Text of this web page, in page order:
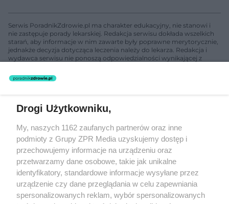
Serwis PoradnikZdrowie.pl ma charakter edukacyjny, nie stanowi i
nie zastępuje porady lekarskiej. Redakcja serwisu dokłada wszelkich
starań, aby informacje w nim zawarte były poprawne merytorycznie,
jednakże decyzja dotycząca leczenia należy do lekarza. Redakcja i
wydawca serwisu nie ponoszą odpowiedzialności wynikającej z
nie prowadzi działalności leczniczej polegającej na udzielaniu
świadczeń zdrowotnych w rozumieniu art. 3 ust 1 ustawy o
Żaden utwór zamieszczony w serwisie nie może być powielany i
rozpowszechniany lub dalej rozpowszechniany w jakikolwiek sposób
(w tym także elektroniczny lub mechaniczny) na jakimkolwiek polu
eksploatacji w jakiejkolwiek formie, włącznie z umieszczaniem w
Internecie bez pisemnej zgody właściciela praw. Jakiekolwiek użycie
lub wykorzystanie utworów w całości lub w części z naruszeniem
prawa, tzn. bez właściwej zgody, jest zabronione pod groźbą kary i
może być ścigane prawnie.
Drogi Użytkowniku,
My, naszych 1162 zaufanych partnerów oraz inne
podmioty z Grupy ZPR Media uzyskujemy dostęp i
przechowujemy informacje na urządzeniu oraz
przetwarzamy dane osobowe, takie jak unikalne
identyfikatory, standardowe informacje wysyłane przez
urządzenie czy dane przeglądania w celu zapewniania
spersonalizowanych reklam, wybór spersonalizowanych